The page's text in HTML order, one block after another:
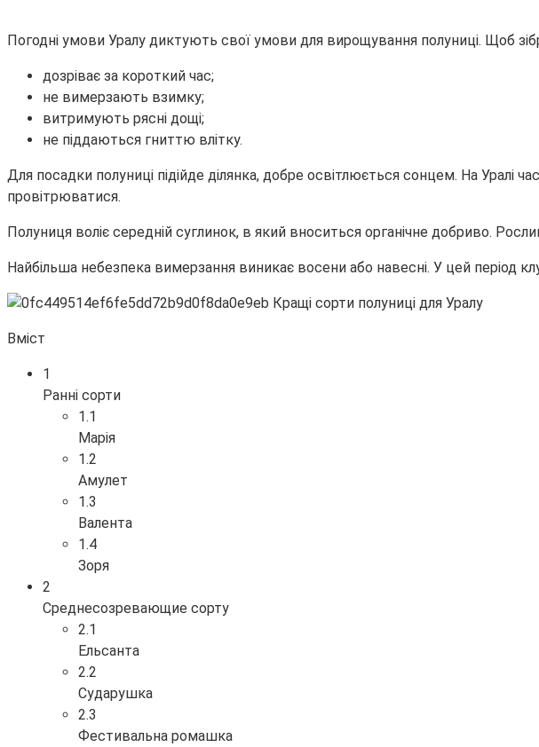
Погодні умови Уралу диктують свої умови для вирощування полуниці. Щоб
дозріває за короткий час;
не вимерзають взимку;
витримують рясні дощі;
не піддаються гниттю влітку.
Для посадки полуниці підійде ділянка, добре освітлюється сонцем. На Уралі
провітрюватися.
Полуниця воліє середній суглинок, в який вноситься органічне добриво.
Найбільша небезпека вимерзання виникає восени або навесні. У цей період
Вміст
1
Ранні сорти
1.1
Марія
1.2
Амулет
1.3
Валента
1.4
Зоря
2
Среднесозревающие сорту
2.1
Ельсанта
2.2
Сударушка
2.3
Фестивальна ромашка